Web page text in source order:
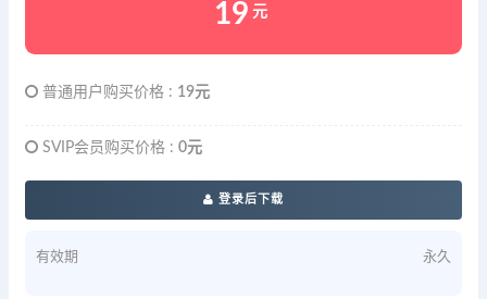
19 元
普通用户购买价格 : 19元
SVIP会员购买价格 : 0元
登录后下载
有效期 永久